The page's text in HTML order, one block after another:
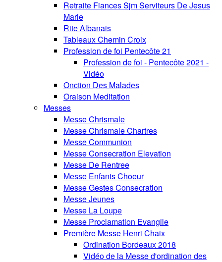
Retraite Fiances Sjm Serviteurs De Jesus
Marie
Rite Albanais
Tableaux Chemin Croix
Profession de foi Pentecôte 21
Profession de foi - Pentecôte 2021 -
Vidéo
Onction Des Malades
Oraison Meditation
Messes
Messe Chrismale
Messe Chrismale Chartres
Messe Communion
Messe Consecration Elevation
Messe De Rentree
Messe Enfants Choeur
Messe Gestes Consecration
Messe Jeunes
Messe La Loupe
Messe Proclamation Evangile
Première Messe Henri Chaix
Ordination Bordeaux 2018
Vidéo de la Messe d'ordination des